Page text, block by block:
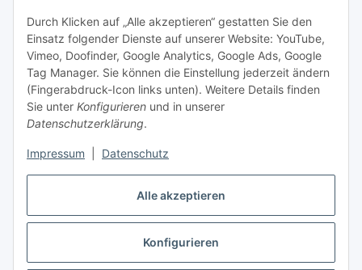
Alle akzeptieren
Konfigurieren
Durch Klicken auf „Alle akzeptieren“ gestatten Sie den
Einsatz folgender Dienste auf unserer Website: YouTube,
Vimeo, Doofinder, Google Analytics, Google Ads, Google
Tag Manager. Sie können die Einstellung jederzeit ändern
(Fingerabdruck-Icon links unten). Weitere Details finden
Sie unter Konfigurieren und in unserer
Datenschutzerklärung.
Impressum Datenschutz
Allgemeines
Firma
Vertrag widerrufen